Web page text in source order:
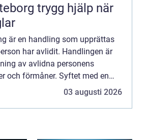
hjälp när
är en handling som upprättas
har avlidit. Handlingen är
av avlidna personens
och förmåner. Syftet med en
att fa...
03 augusti 2026